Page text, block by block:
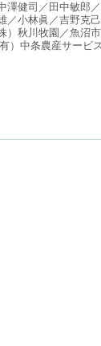
澤健司／田中敏郎
／小林眞／吉野克
）秋川牧園／魚沼
）中条農産サービ